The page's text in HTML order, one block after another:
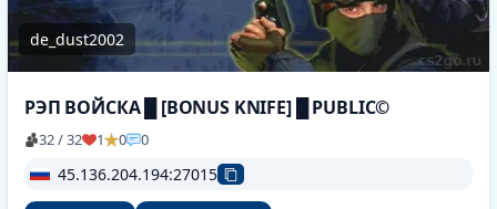
de_dust2002
РЭП ВОЙСКА █ [BONUS KNIFE] █ PUBLIC©
32 / 32 1 0 0
45.136.204.194:27015